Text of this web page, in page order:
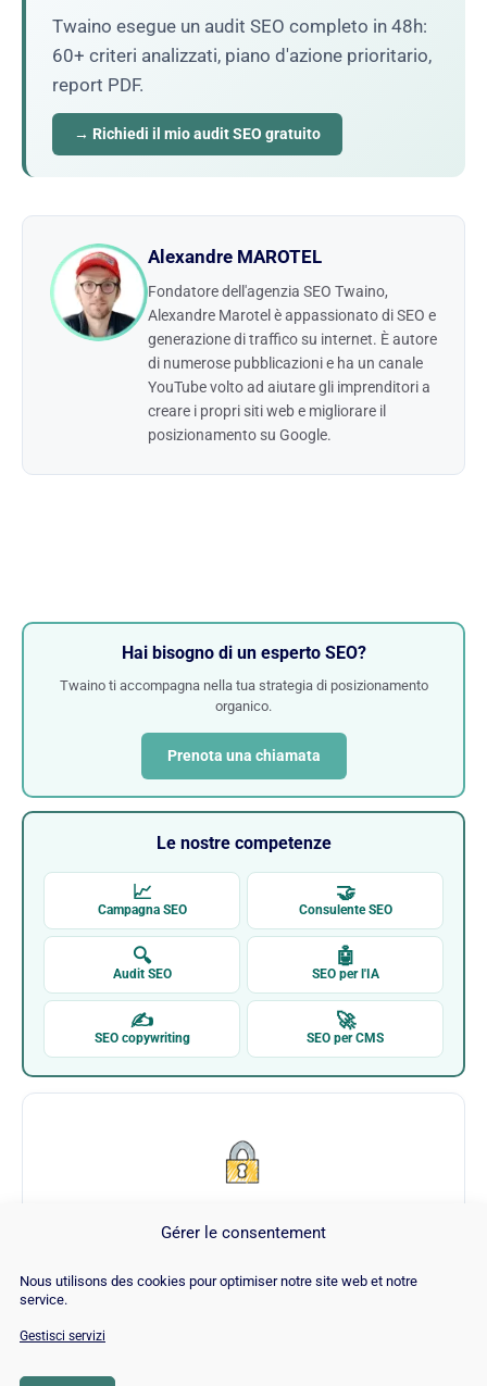
Gérer le consentement
Nous utilisons des cookies pour optimiser notre site web et notre
service.
Gestisci servizi
Twaino esegue un audit SEO completo in 48h:
60+ criteri analizzati, piano d'azione prioritario,
report PDF.
→ Richiedi il mio audit SEO gratuito
Alexandre MAROTEL
Fondatore dell'agenzia SEO Twaino,
Alexandre Marotel è appassionato di SEO e
generazione di traffico su internet. È autore
di numerose pubblicazioni e ha un canale
YouTube volto ad aiutare gli imprenditori a
creare i propri siti web e migliorare il
posizionamento su Google.
Hai bisogno di un esperto SEO?
Twaino ti accompagna nella tua strategia di posizionamento
organico.
Prenota una chiamata
Le nostre competenze
📈
Campagna SEO
🤝
Consulente SEO
🔍
Audit SEO
🤖
SEO per l'IA
✍
SEO copywriting
🚀
SEO per CMS
Really Simple SSL